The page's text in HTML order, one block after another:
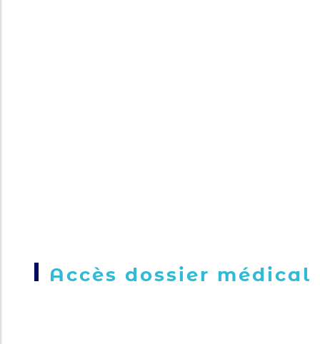
Accès dossier médical